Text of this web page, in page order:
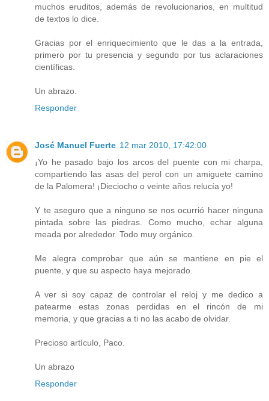
muchos eruditos, además de revolucionarios, en multitud
de textos lo dice.
Gracias por el enriquecimiento que le das a la entrada,
primero por tu presencia y segundo por tus aclaraciones
científicas.
Un abrazo.
Responder
José Manuel Fuerte 12 mar 2010, 17:42:00
¡Yo he pasado bajo los arcos del puente con mi charpa,
compartiendo las asas del perol con un amiguete camino
de la Palomera! ¡Dieciocho o veinte años relucía yo!
Y te aseguro que a ninguno se nos ocurrió hacer ninguna
pintada sobre las piedras. Como mucho, echar alguna
meada por alrededor. Todo muy orgánico.
Me alegra comprobar que aún se mantiene en pie el
puente, y que su aspecto haya mejorado.
A ver si soy capaz de controlar el reloj y me dedico a
patearme estas zonas perdidas en el rincón de mi
memoria, y que gracias a ti no las acabo de olvidar.
Precioso artículo, Paco.
Un abrazo
Responder